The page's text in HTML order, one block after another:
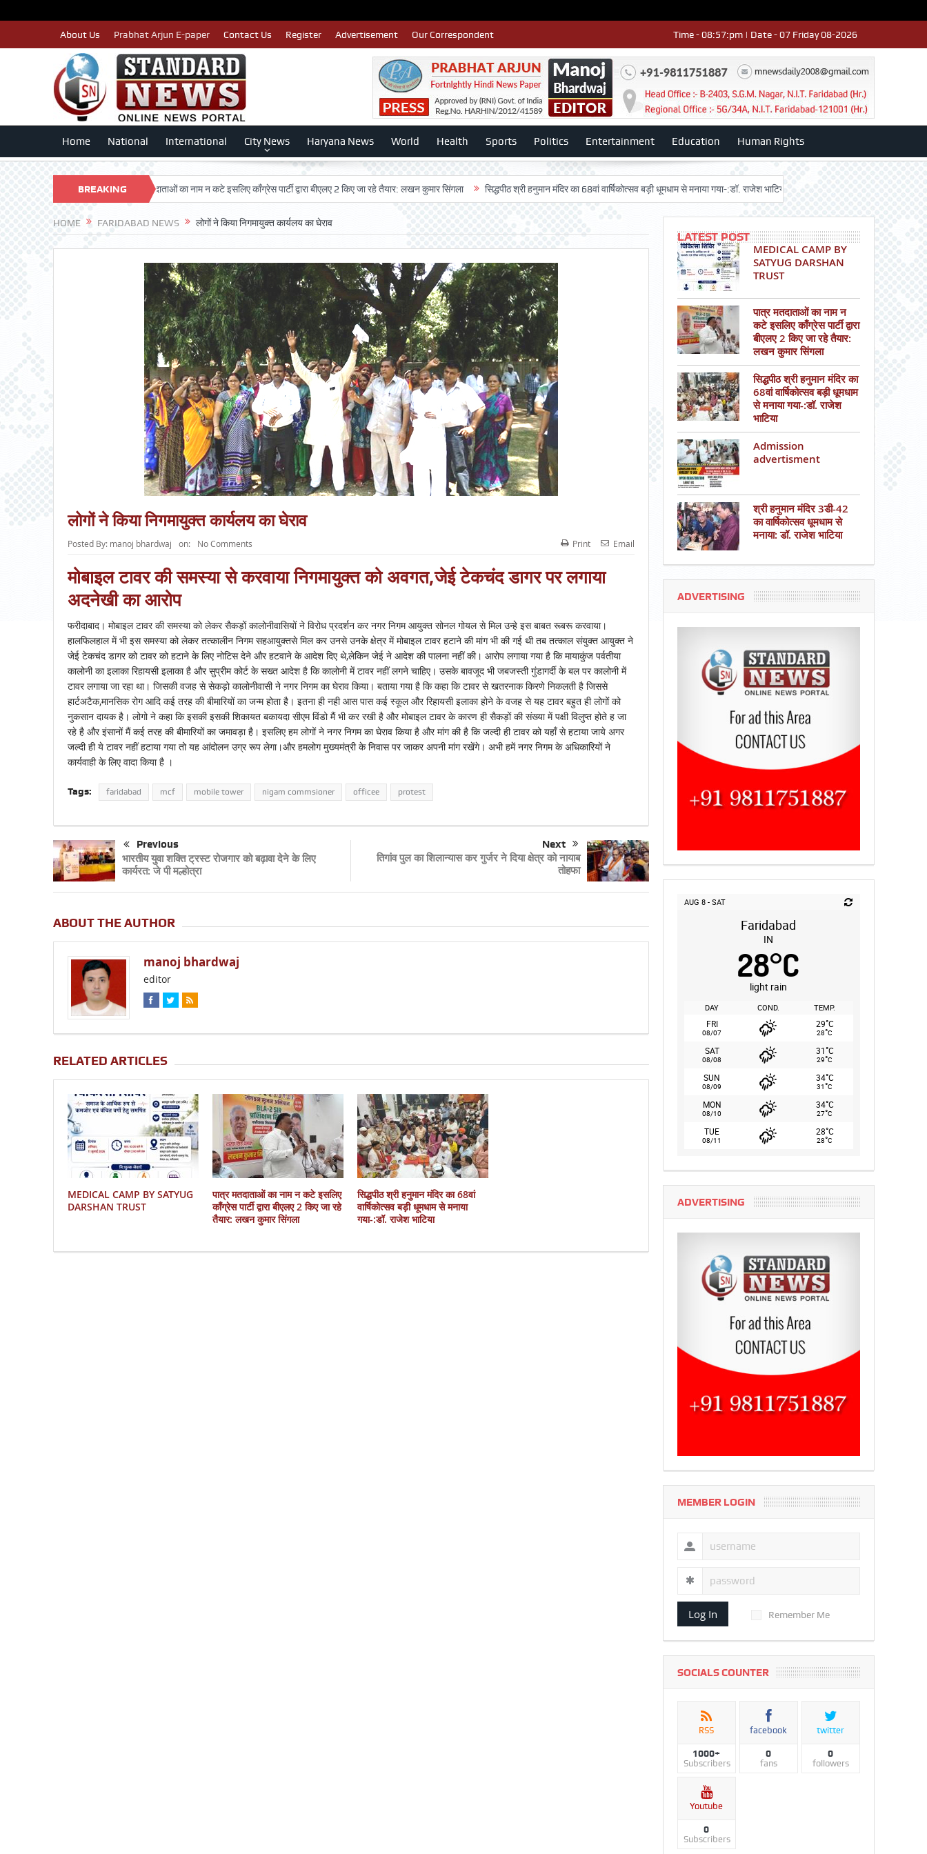
About Us Prabhat Arjun E-paper Contact Us Register Advertisement Our Correspondent Time - 08:57:pm | Date - 07 Friday 08-2026
Home National International City News Haryana News World Health Sports Politics Entertainment Education Human Rights
BREAKING
NEWS
TRUST पात्र मतदाताओं का नाम न कटे इसलिए काँग्रेस पार्टी द्वारा बीएलए 2 किए जा रहे तैयार: लखन कुमार सिंगला सिद्धपीठ श्री हनुमान मंदिर का 68वां वार्षिकोत्सव बड़ी धूमधाम से मनाया गया-:डॉ. राजेश भाटिया Admission advertisment श्री
HOME FARIDABAD NEWS लोगों ने किया निगमायुक्त कार्यलय का घेराव
लोगों ने किया निगमायुक्त कार्यलय का घेराव
Posted By: manoj bhardwaj on: No Comments Print Email
मोबाइल टावर की समस्या से करवाया निगमायुक्त को अवगत,जेई टेकचंद डागर पर लगाया
अदनेखी का आरोप
फरीदाबाद। मोबाइल टावर की समस्या को लेकर सैकड़ों कालोनीवासियों ने विरोध प्रदर्शन कर नगर निगम आयुक्त सोनल गोयल से मिल उन्हे इस बाबत रूबरू करवाया।
हालफिलहाल में भी इस समस्या को लेकर तत्कालीन निगम सहआयुक्तसे मिल कर उनसे उनके क्षेत्र में मोबाइल टावर हटाने की मांग भी की गई थी तब तत्काल संयुक्त आयुक्त ने
जेई टेकचंद डागर को टावर को हटाने के लिए नोटिस देने और हटवाने के आदेश दिए थे,लेकिन जेई ने आदेश की पालना नहीं की। आरोप लगाया गया है कि मायाकुंज पर्वतीया
कालोनी का इलाका रिहायसी इलाका है और सुप्रीम कोर्ट के सख्त आदेश है कि कालोनी में टावर नहीं लगने चाहिए। उसके बावजूद भी जबजस्ती गुंडागर्दी के बल पर कालोनी में
टावर लगाया जा रहा था। जिसकी वजह से सेकड़ो कालोनीवासी ने नगर निगम का घेराव किया। बताया गया है कि कहा कि टावर से खतरनाक किरणे निकलती है जिससे
हार्टअटैक,मानसिक रोग आदि कई तरह की बीमारियों का जन्म होता है। इतना ही नही आस पास कई स्कूल और रिहायसी इलाका होने के वजह से यह टावर बहुत ही लोगों को
नुकसान दायक है। लोगो ने कहा कि इसकी इसकी शिकायत बकायदा सीएम विंडो मैं भी कर रखी है और मोबाइल टावर के कारण ही सैकड़ों की संख्या में पक्षी विलुप्त होते ह जा
रहे है और इंसानों मैं कई तरह की बीमारियों का जमावड़ा है। इसलिए हम लोगों ने नगर निगम का घेराव किया है और मांग की है कि जल्दी ही टावर को यहाँ से हटाया जाये अगर
जल्दी ही ये टावर नहीं हटाया गया तो यह आंदोलन उग्र रूप लेगा।और हमलोग मुख्यमंत्री के निवास पर जाकर अपनी मांग रखेंगे। अभी हमें नगर निगम के अधिकारियों ने
कार्यवाही के लिए वादा किया है ।
Tags: faridabad mcf mobile tower nigam commsioner officee protest
Previous
भारतीय युवा शक्ति ट्रस्ट रोजगार को बढ़ावा देने के लिए
कार्यरत: जे पी मल्होत्रा
Next
तिगांव पुल का शिलान्यास कर गुर्जर ने दिया क्षेत्र को नायाब
तोहफा
ABOUT THE AUTHOR
manoj bhardwaj
editor
RELATED ARTICLES
MEDICAL CAMP BY SATYUG
DARSHAN TRUST
पात्र मतदाताओं का नाम न कटे इसलिए
काँग्रेस पार्टी द्वारा बीएलए 2 किए जा रहे
तैयार: लखन कुमार सिंगला
सिद्धपीठ श्री हनुमान मंदिर का 68वां
वार्षिकोत्सव बड़ी धूमधाम से मनाया
गया-:डॉ. राजेश भाटिया
LATEST POST
MEDICAL CAMP BY
SATYUG DARSHAN
TRUST
पात्र मतदाताओं का नाम न
कटे इसलिए काँग्रेस पार्टी द्वारा
बीएलए 2 किए जा रहे तैयार:
लखन कुमार सिंगला
सिद्धपीठ श्री हनुमान मंदिर का
68वां वार्षिकोत्सव बड़ी धूमधाम
से मनाया गया-:डॉ. राजेश
भाटिया
Admission
advertisment
श्री हनुमान मंदिर 3डी-42
का वार्षिकोत्सव धूमधाम से
मनाया: डॉ. राजेश भाटिया
ADVERTISING
AUG 8 - SAT
Faridabad
IN
28°C
light rain
DAY COND. TEMP.
FRI
08/07
29°C
28°C
SAT
08/08
31°C
29°C
SUN
08/09
34°C
31°C
MON
08/10
34°C
27°C
TUE
08/11
28°C
28°C
ADVERTISING
MEMBER LOGIN
Log In Remember Me
SOCIALS COUNTER
RSS
1000+
Subscribers
facebook
0
fans
twitter
0
followers
Youtube
0
Subscribers